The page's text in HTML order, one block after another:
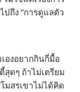
ถึง “การดูแลตัว
องอยากกินกี่มื้อ
สุดๆ ถ้าไม่เตรียม
มสรเขาไม่ได้คิด